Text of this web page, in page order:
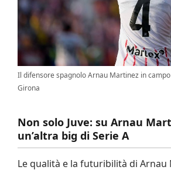
Il difensore spagnolo Arnau Martinez in
Girona
Non solo Juve: su Arnau
un’altra big di Serie A
Le qualità e la futuribilità di